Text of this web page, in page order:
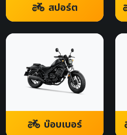
สปอร์ต
บ๊อบเบอร์